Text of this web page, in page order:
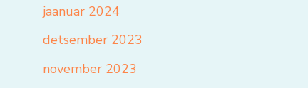
jaanuar 2024
detsember 2023
november 2023